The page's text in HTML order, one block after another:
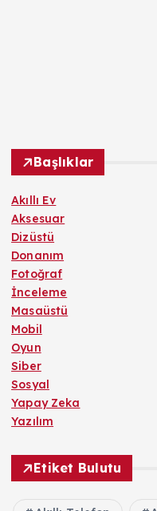
Başlıklar
Akıllı Ev
Aksesuar
Dizüstü
Donanım
Fotoğraf
İnceleme
Masaüstü
Mobil
Oyun
Siber
Sosyal
Yapay Zeka
Yazılım
Etiket Bulutu